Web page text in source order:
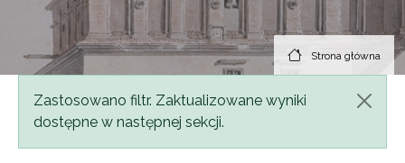
Strona główna
Komunikat
Zastosowano filtr. Zaktualizowane wyniki
dostępne w następnej sekcji.